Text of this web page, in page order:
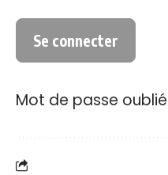
Mot de passe oublié